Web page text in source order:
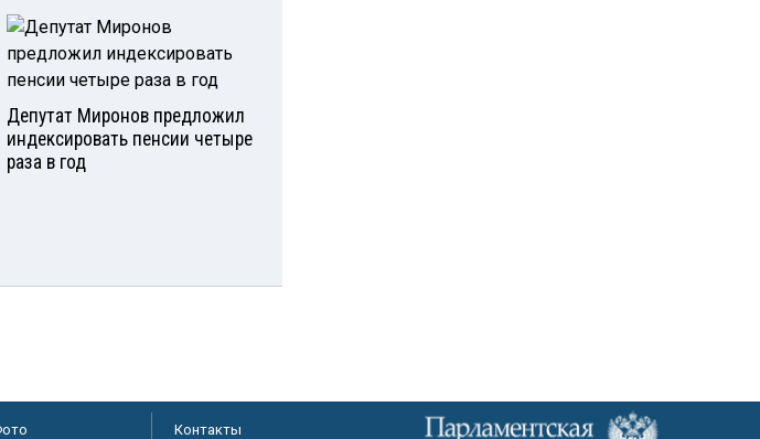
Депутат Миронов предложил
индексировать пенсии четыре
раза в год
Контакты